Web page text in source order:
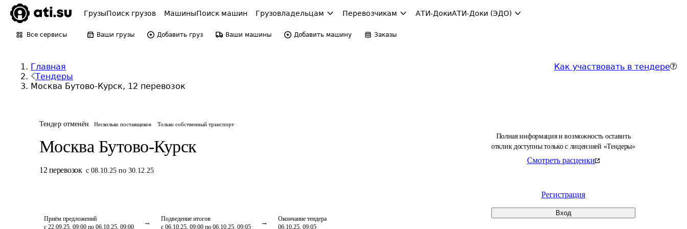
ГрузыПоиск грузов МашиныПоиск машин Грузовладельцам Перевозчикам АТИ-ДокиАТИ-Доки (ЭДО)
Все сервисы Ваши грузы Добавить груз Ваши машины Добавить машину Заказы
Главная
Тендеры
Москва Бутово-Курск, 12 перевозок
Как участвовать в тендере
Тендер отменён Несколько поставщиков Только собственный транспорт
Москва Бутово-Курск
12 перевозок с 08.10.25 по 30.12.25
Приём предложений
с 22.09.25, 09:00 по 06.10.25, 09:00
Подведение итогов
с 06.10.25, 09:00 по 06.10.25, 09:05
Окончание тендера
06.10.25, 09:05
Полная информация и возможность оставить
отклик доступны только с лицензией «Тендеры»
Смотреть расценки
Регистрация
Вход